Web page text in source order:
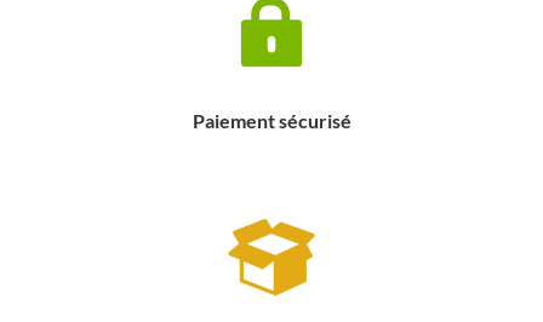
Paiement sécurisé